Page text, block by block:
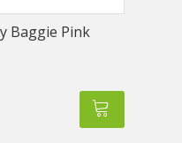
Baggie Pink